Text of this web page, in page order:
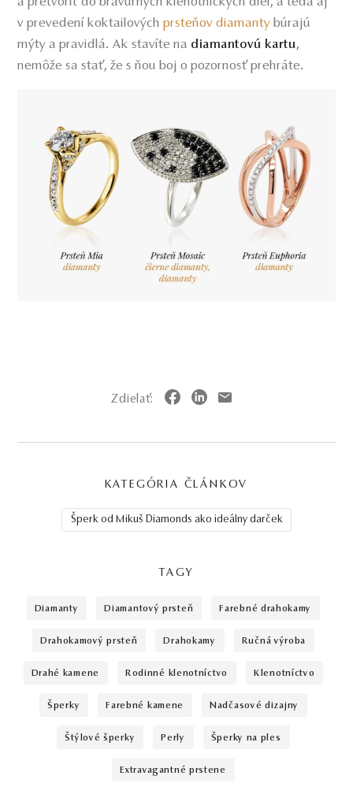
v prevedení koktailových prsteňov diamanty búrajú
mýty a pravidlá. Ak stavíte na diamantovú kartu,
nemôže sa stať, že s ňou boj o pozornosť prehráte.
Zdielať:
KATEGÓRIA ČLÁNKOV
Šperk od Mikuš Diamonds ako ideálny darček
TAGY
diamanty diamantový prsteň farebné drahokamy
drahokamový prsteň drahokamy ručná výroba
drahé kamene rodinné klenotníctvo klenotníctvo
šperky farebné kamene nadčasové dizajny
štýlové šperky perly šperky na ples
extravagantné prstene